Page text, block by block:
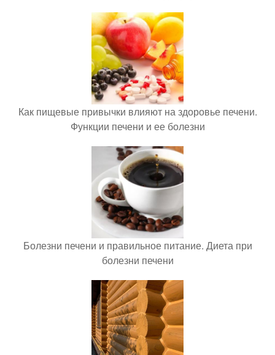
Как пищевые привычки влияют на здоровье печени.
Функции печени и ее болезни
Болезни печени и правильное питание. Диета при
болезни печени